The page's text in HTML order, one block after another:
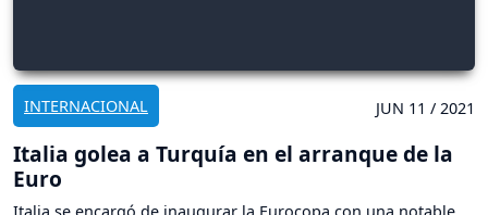
INTERNACIONAL JUN 11 / 2021
Italia golea a Turquía en el arranque de la
Euro